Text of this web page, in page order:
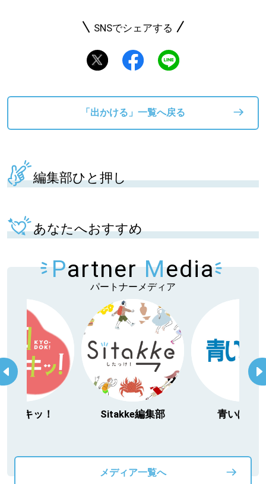
SNSでシェアする
「出かける」一覧へ戻る
編集部ひと押し
あなたへおすすめ
Partner Media
パートナーメディア
日ドキッ！ Sitakke編集部 青いぽす
メディア一覧へ